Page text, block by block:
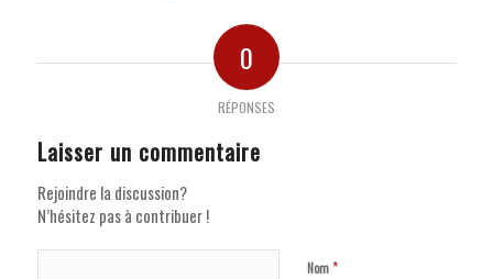
0
RÉPONSES
Laisser un commentaire
Rejoindre la discussion?
N’hésitez pas à contribuer !
Nom*